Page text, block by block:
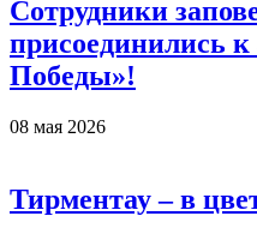
Сотрудники
присоединились
Победы»!
08 мая 2026
Тирментау – в